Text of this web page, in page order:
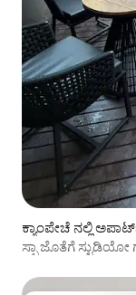
ಕ್ಯಾಂಪೇಚೆ ನಲ್ಲಿ
ಸ್ಪಾ ಜೊತೆಗೆ